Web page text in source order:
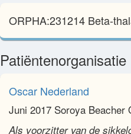
ORPHA:231214 Beta-
Patiëntenorganisatie
Oscar Nederland
Juni 2017 Soroya Beacher
Als voorzitter van de